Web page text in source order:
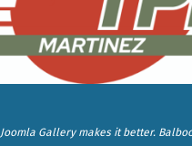
Joomla Gallerymakes it better.